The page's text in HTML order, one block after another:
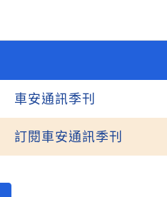
車安通訊季刊
訂閱車安通訊季刊